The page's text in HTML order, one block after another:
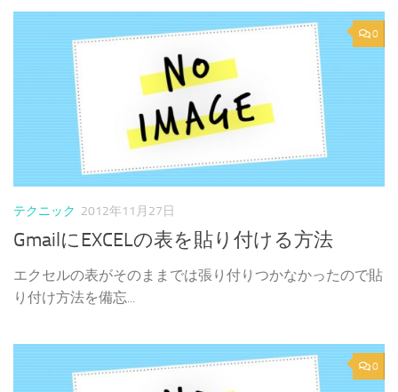
0
テクニック 2012年11月27日
GmailにEXCELの表を貼り付ける方法
エクセルの表がそのままでは張り付りつかなかったので貼
り付け方法を備忘...
0